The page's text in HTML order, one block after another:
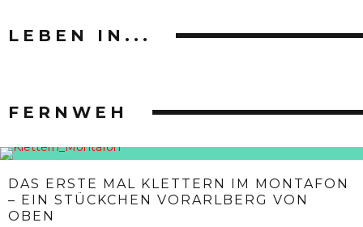
LEBEN IN...
FERNWEH
DAS ERSTE MAL KLETTERN IM MONTAFON
– EIN STÜCKCHEN VORARLBERG VON
OBEN